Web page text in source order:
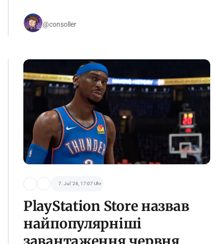
@consoller
7. Jul '26, 17:07 Uhr
PlayStation Store назвав
найпопулярніші